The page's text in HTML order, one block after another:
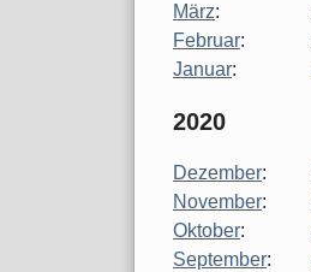
März:
Februar:
Januar:
2020
Dezember:
November:
Oktober:
September: